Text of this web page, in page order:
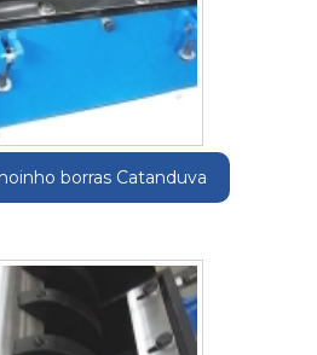
borras Catanduva